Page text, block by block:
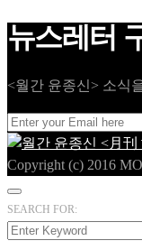
다
시
기
뉴스레터
<월간 윤종신> 소식
Copyright (c) 2016
SEARCH FOR: